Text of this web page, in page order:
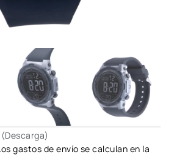
gastos de envío se calculan en la